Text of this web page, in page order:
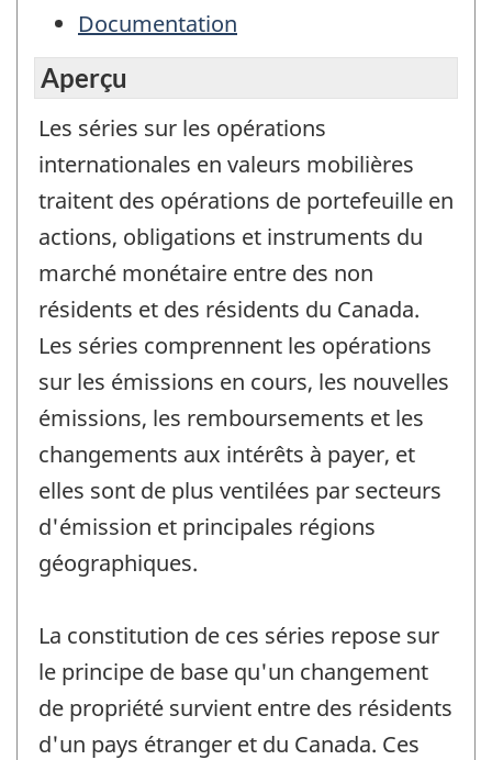
Documentation
Aperçu
Les séries sur les opérations
internationales en valeurs mobilières
traitent des opérations de portefeuille en
actions, obligations et instruments du
marché monétaire entre des non
résidents et des résidents du Canada.
Les séries comprennent les opérations
sur les émissions en cours, les nouvelles
émissions, les remboursements et les
changements aux intérêts à payer, et
elles sont de plus ventilées par secteurs
d'émission et principales régions
géographiques.
La constitution de ces séries repose sur
le principe de base qu'un changement
de propriété survient entre des résidents
d'un pays étranger et du Canada. Ces